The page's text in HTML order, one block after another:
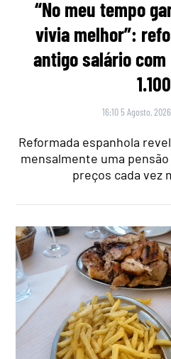
“No meu tempo
vivia melhor”:
antigo salário
16:10 5 Agosto, 2026
Reformada espanhola
mensalmente uma
preços cada vez